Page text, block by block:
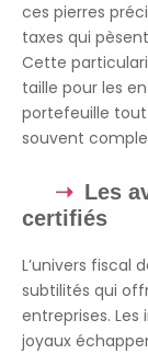
ces pierres
taxes qui
Cette
taille pour les
portefeuille tout
souvent
Les
certifiés
L’univers fiscal
subtilités qui
entreprises.
joyaux